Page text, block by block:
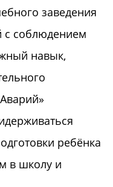
заведения
с соблюдением
навык,
ребёнка
в школу и